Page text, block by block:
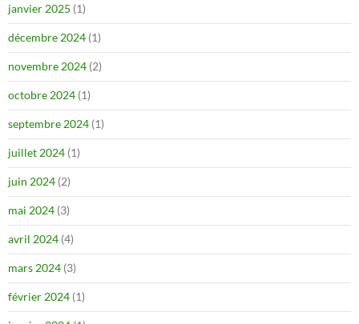
janvier 2025 (1)
décembre 2024 (1)
novembre 2024 (2)
octobre 2024 (1)
septembre 2024 (1)
juillet 2024 (1)
juin 2024 (2)
mai 2024 (3)
avril 2024 (4)
mars 2024 (3)
février 2024 (1)